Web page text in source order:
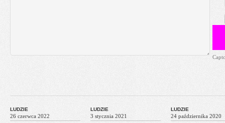
LUDZIE
26 czerwca 2022
LUDZIE
3 stycznia 2021
LUDZIE
24 października 2020